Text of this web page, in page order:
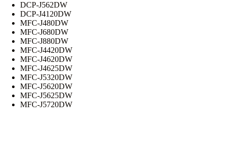
DCP-J562DW
DCP-J4120DW
MFC-J480DW
MFC-J680DW
MFC-J880DW
MFC-J4420DW
MFC-J4620DW
MFC-J4625DW
MFC-J5320DW
MFC-J5620DW
MFC-J5625DW
MFC-J5720DW